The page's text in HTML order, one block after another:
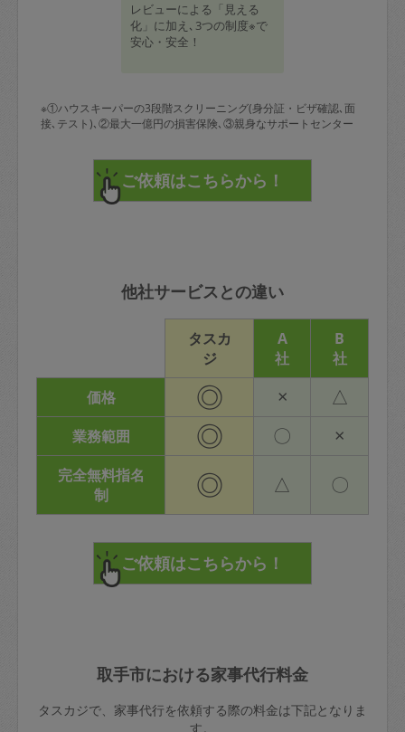
レビューによる「見える
化」に加え､3つの制度※で
安心・安全！
※①ハウスキーパーの3段階スクリーニング(身分証・ビザ確認､面
接､テスト)､②最大一億円の損害保険､③親身なサポートセンター
他社サービスとの違い
タスカ
ジ
A
社
B
社
価格
◎ × △
業務範囲 ◎ 〇 ×
完全無料指名
制
◎ △ 〇
取手市における家事代行料金
タスカジで、家事代行を依頼する際の料金は下記となりま
す。